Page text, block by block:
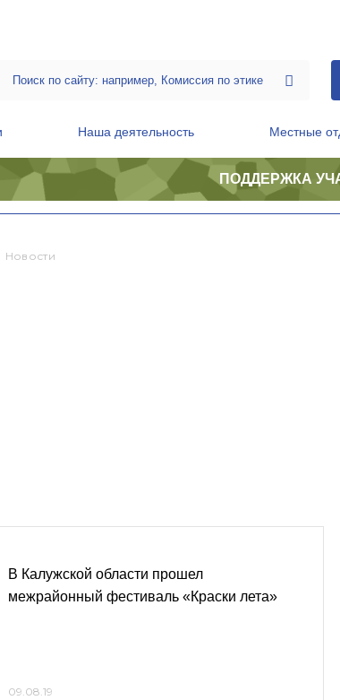
Наша деятельность Местные
ПОДДЕРЖКА
Новости
В Калужской области прошел
межрайонный фестиваль «Краски лета»
09.08.19